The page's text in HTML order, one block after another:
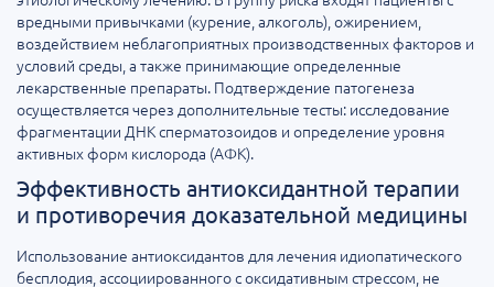
вредными привычками (курение, алкоголь), ожирением,
воздействием неблагоприятных производственных факторов и
условий среды, а также принимающие определенные
лекарственные препараты. Подтверждение патогенеза
осуществляется через дополнительные тесты: исследование
фрагментации ДНК сперматозоидов и определение уровня
активных форм кислорода (АФК).
Эффективность антиоксидантной терапии
и противоречия доказательной медицины
Использование антиоксидантов для лечения идиопатического
бесплодия, ассоциированного с оксидативным стрессом, не